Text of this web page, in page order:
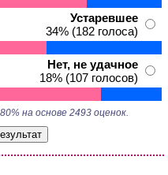
Устаревшее
34% (182 голоса)
Нет, не удачное
18% (107 голосов)
на основе 2493 оценок.